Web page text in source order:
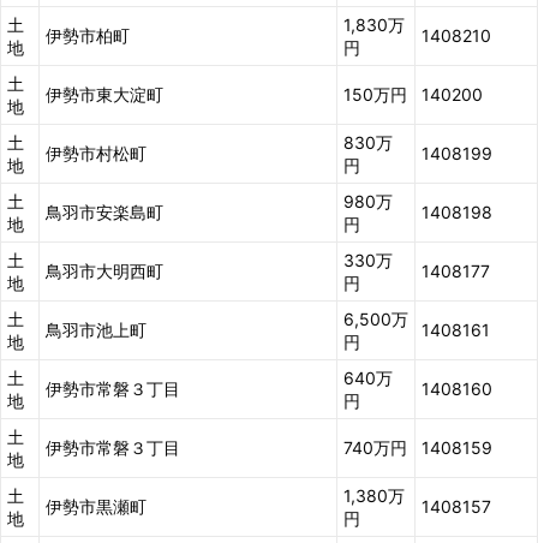
土
地
伊勢市柏町
1,830万
円
1408210
土
地
伊勢市東大淀町 150万円 140200
土
地
伊勢市村松町
830万
円
1408199
土
地
鳥羽市安楽島町
980万
円
1408198
土
地
鳥羽市大明西町
330万
円
1408177
土
地
鳥羽市池上町
6,500万
円
1408161
土
地
伊勢市常磐３丁目
640万
円
1408160
土
地
伊勢市常磐３丁目 740万円 1408159
土
地
伊勢市黒瀬町
1,380万
円
1408157